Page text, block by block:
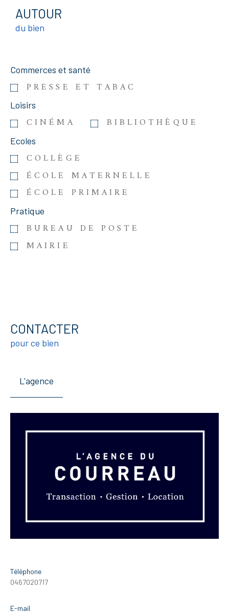
AUTOUR
du bien
Commerces et santé
PRESSE ET TABAC
Loisirs
CINÉMA BIBLIOTHÈQUE
Ecoles
COLLÈGE
ÉCOLE MATERNELLE
ÉCOLE PRIMAIRE
Pratique
BUREAU DE POSTE
MAIRIE
CONTACTER
pour ce bien
L'agence
Téléphone
0467020717
E-mail